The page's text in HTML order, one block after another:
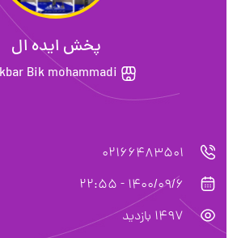
پخش ایده ال
Bik mohammadi
02166483501
1400/09/6 - 22:55
1497 بازدید